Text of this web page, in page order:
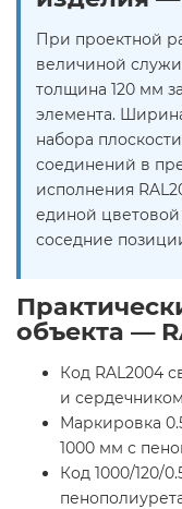
При проектной
величиной
толщина 120 мм
элемента.
набора
соединений в
исполнения
единой
соседние
объекта —
Код RAL2004
и
Маркировка
1000 мм с
Код 1000/120/